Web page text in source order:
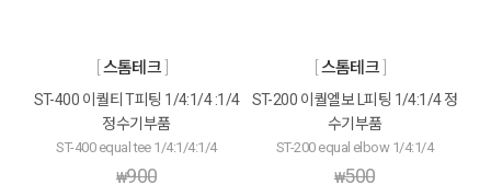
스톰테크
ST-400 이퀄티 T피팅 1/4:1/4 :1/4
정수기부품
ST-400 equal tee 1/4:1/4:1/4
₩900
스톰테크
ST-200 이퀄엘보 L피팅 1/4:1/4 정
수기부품
ST-200 equal elbow 1/4:1/4
₩500